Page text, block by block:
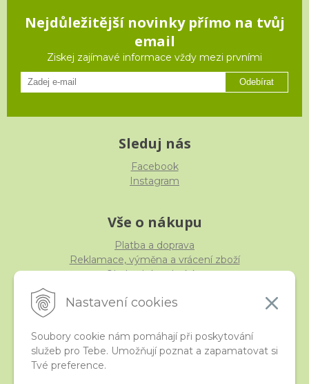
Nastavení cookies
Soubory cookie nám pomáhají při poskytování
služeb pro Tebe. Umožňují poznat a zapamatovat si
Tvé preference.
Nejdůležitější novinky přímo na tvůj
email
Ziskej zajímavé informace vždy mezi prvními
Odebírat
Sleduj nás
Facebook
Instagram
Vše o nákupu
Platba a doprava
Reklamace, výměna a vrácení zboží
Obchodní podmínky
iStraka